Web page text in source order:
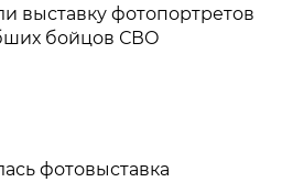
выставку фотопортретов
бойцов СВО
фотовыставка